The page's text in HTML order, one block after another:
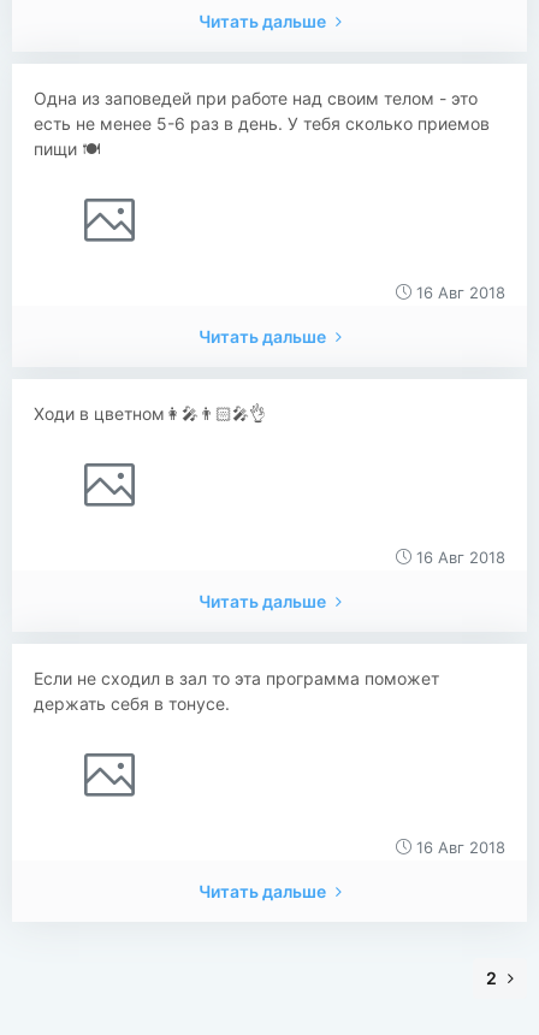
Читать дальше
Одна из заповедей при работе над своим телом - это
есть не менее 5-6 раз в день. У тебя сколько приемов
пищи 🍽
16 Авг 2018
Читать дальше
Ходи в цветном👩‍🎤👨🏻‍🎤👌
16 Авг 2018
Читать дальше
Если не сходил в зал то эта программа поможет
держать себя в тонусе.
16 Авг 2018
Читать дальше
2